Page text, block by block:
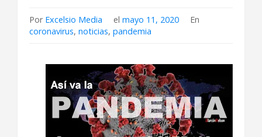
Por Excelsio Media elmayo 11, 2020
En
coronavirus, noticias, pandemia